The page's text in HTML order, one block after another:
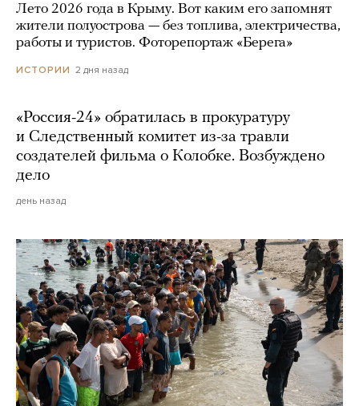
Лето 2026 года в Крыму. Вот каким его запомнят
жители полуострова — без топлива, электричества,
работы и туристов. Фоторепортаж «Берега»
ИСТОРИИ 2 дня назад
«Россия-24» обратилась в прокуратуру
и Следственный комитет из-за травли
создателей фильма о Колобке. Возбуждено
дело
день назад